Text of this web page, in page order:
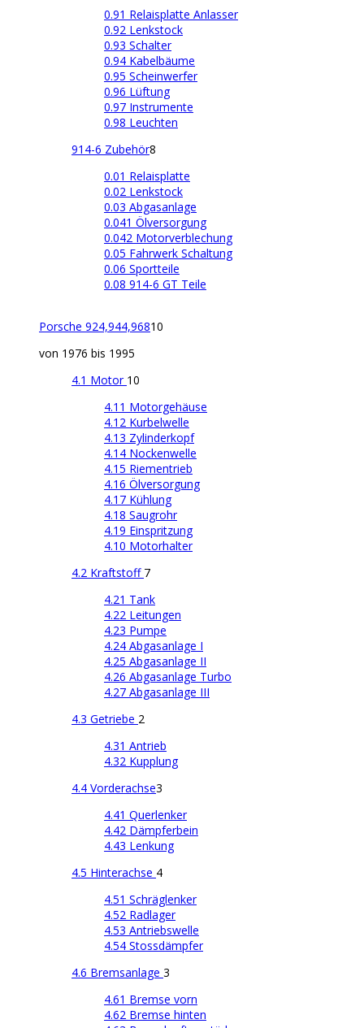
0.91 Relaisplatte Anlasser
0.92 Lenkstock
0.93 Schalter
0.94 Kabelbäume
0.95 Scheinwerfer
0.96 Lüftung
0.97 Instrumente
0.98 Leuchten
914-6 Zubehör8
0.01 Relaisplatte
0.02 Lenkstock
0.03 Abgasanlage
0.041 Ölversorgung
0.042 Motorverblechung
0.05 Fahrwerk Schaltung
0.06 Sportteile
0.08 914-6 GT Teile
Porsche 924,944,96810
von 1976 bis 1995
4.1 Motor 10
4.11 Motorgehäuse
4.12 Kurbelwelle
4.13 Zylinderkopf
4.14 Nockenwelle
4.15 Riementrieb
4.16 Ölversorgung
4.17 Kühlung
4.18 Saugrohr
4.19 Einspritzung
4.10 Motorhalter
4.2 Kraftstoff 7
4.21 Tank
4.22 Leitungen
4.23 Pumpe
4.24 Abgasanlage I
4.25 Abgasanlage II
4.26 Abgasanlage Turbo
4.27 Abgasanlage III
4.3 Getriebe 2
4.31 Antrieb
4.32 Kupplung
4.4 Vorderachse3
4.41 Querlenker
4.42 Dämpferbein
4.43 Lenkung
4.5 Hinterachse 4
4.51 Schräglenker
4.52 Radlager
4.53 Antriebswelle
4.54 Stossdämpfer
4.6 Bremsanlage 3
4.61 Bremse vorn
4.62 Bremse hinten